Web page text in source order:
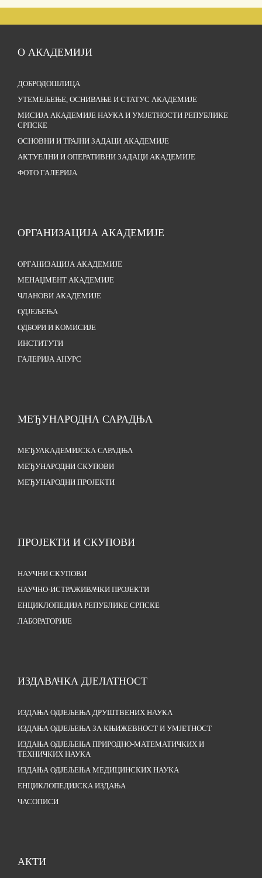
О АКАДЕМИЈИ
ДОБРОДОШЛИЦА
УТЕМЕЉЕЊЕ, ОСНИВАЊЕ И СТАТУС АКАДЕМИЈЕ
МИСИЈА АКАДЕМИЈЕ НАУКА И УМЈЕТНОСТИ РЕПУБЛИКЕ
СРПСКЕ
ОСНОВНИ И ТРАЈНИ ЗАДАЦИ АКАДЕМИЈЕ
АКТУЕЛНИ И ОПЕРАТИВНИ ЗАДАЦИ АКАДЕМИЈЕ
ФОТО ГАЛЕРИЈА
ОРГАНИЗАЦИЈА АКАДЕМИЈЕ
ОРГАНИЗАЦИЈА АКАДЕМИЈЕ
МЕНАЏМЕНТ АКАДЕМИЈЕ
ЧЛАНОВИ АКАДЕМИЈЕ
ОДЈЕЉЕЊА
ОДБОРИ И КОМИСИЈЕ
ИНСТИТУТИ
ГАЛЕРИЈА АНУРС
МЕЂУНАРОДНА САРАДЊА
МЕЂУАКАДЕМИЈСКА САРАДЊА
МЕЂУНАРОДНИ СКУПОВИ
МЕЂУНАРОДНИ ПРОЈЕКТИ
ПРОЈЕКТИ И СКУПОВИ
НАУЧНИ СКУПОВИ
НАУЧНО-ИСТРАЖИВАЧКИ ПРОЈЕКТИ
ЕНЦИКЛОПЕДИЈА РЕПУБЛИКЕ СРПСКЕ
ЛАБОРАТОРИЈЕ
ИЗДАВАЧКА ДЈЕЛАТНОСТ
ИЗДАЊА ОДЈЕЉЕЊА ДРУШТВЕНИХ НАУКА
ИЗДАЊА ОДЈЕЉЕЊА ЗА КЊИЖЕВНОСТ И УМЈЕТНОСТ
ИЗДАЊА ОДЈЕЉЕЊА ПРИРОДНО-МАТЕМАТИЧКИХ И
ТЕХНИЧКИХ НАУКА
ИЗДАЊА ОДЈЕЉЕЊА МЕДИЦИНСКИХ НАУКА
ЕНЦИКЛОПЕДИЈСКА ИЗДАЊА
ЧАСОПИСИ
АКТИ